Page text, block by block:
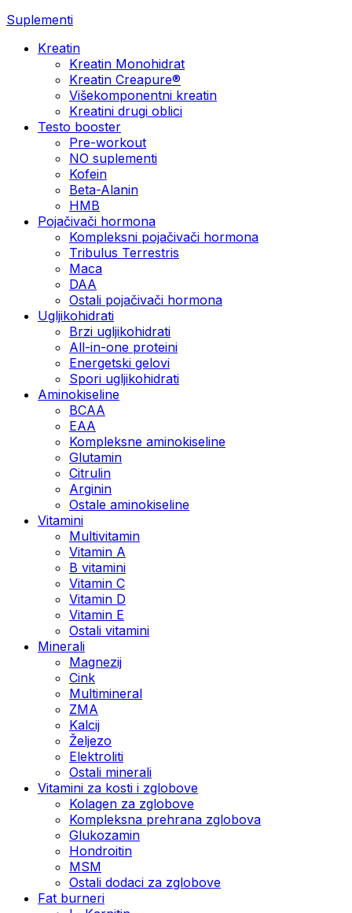
Suplementi
Kreatin
Kreatin Monohidrat
Kreatin Creapure®
Višekomponentni kreatin
Kreatini drugi oblici
Testo booster
Pre-workout
NO suplementi
Kofein
Beta-Alanin
HMB
Pojačivači hormona
Kompleksni pojačivači hormona
Tribulus Terrestris
Maca
DAA
Ostali pojačivači hormona
Ugljikohidrati
Brzi ugljikohidrati
All-in-one proteini
Energetski gelovi
Spori ugljikohidrati
Aminokiseline
BCAA
EAA
Kompleksne aminokiseline
Glutamin
Citrulin
Arginin
Ostale aminokiseline
Vitamini
Multivitamin
Vitamin A
B vitamini
Vitamin C
Vitamin D
Vitamin E
Ostali vitamini
Minerali
Magnezij
Cink
Multimineral
ZMA
Kalcij
Željezo
Elektroliti
Ostali minerali
Vitamini za kosti i zglobove
Kolagen za zglobove
Kompleksna prehrana zglobova
Glukozamin
Hondroitin
MSM
Ostali dodaci za zglobove
Fat burneri